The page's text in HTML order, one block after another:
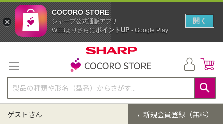
テ
ン
ツ
に
ス
キ
ッ
検
索
新規会員登録（無料）
ゲストさん
COCORO STORE
シャープ公式通販アプリ
WEBよりさらにポイントUP- Google Play
開く